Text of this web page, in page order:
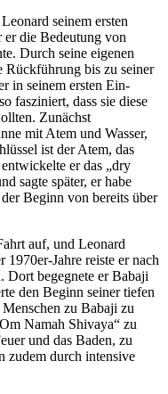
seinem ersten
er die Bedeutung von
Durch seine eigenen
Rückführung bis zu seiner
in seinem ersten Ein-
fasziniert, dass sie diese
Zunächst
mit Atem und Wasser,
ist der Atem, das
er das „dry
sagte später, er habe
Beginn von bereits über
auf, und Leonard
1970er-Jahre reiste er nach
Dort begegnete er Babaji
den Beginn seiner tiefen
zu Babaji zu
Namah Shivaya“ zu
und das Baden, zu
zudem durch intensive